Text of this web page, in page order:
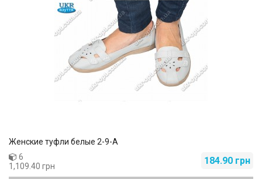
Женские туфли белые 2-9-А
184.90 грн
6
1,109.40 грн